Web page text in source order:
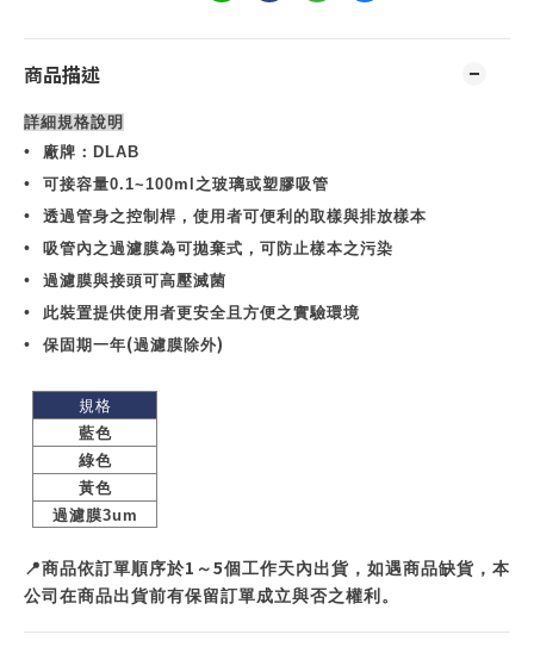
商品描述
詳細規格說明
• 廠牌： DLAB
• 可接容量0.1~100ml 之玻璃或塑膠吸管
• 透過管身之控制桿，使用者可便利的取樣與排放樣本
• 吸管內之過濾膜為可拋棄式，可防止樣本之污染
• 過濾膜與接頭可高壓滅菌
• 此裝置提供使用者更安全且方便之實驗環境
• 保固期一年(過濾膜除外)
規格
藍色
綠色
黃色
過濾膜3um
📍商品依訂單順序於1 ～5個工作天內出貨，如遇商品缺貨，本
公司在商品出貨前有保留訂單成立與否之權利。